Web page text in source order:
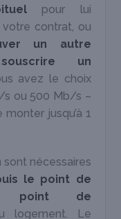
pour lui
contrat, ou
un autre
un
avez le choix
s ou 500 Mb/s –
jusqu’à 1
sont nécessaires
le point de
point de
logement. Le